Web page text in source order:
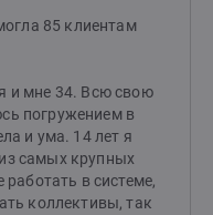
85 клиентам
и мне 34. Всю свою
погружением в
и ума. 14 лет я
самых крупных
в системе,
коллективы, так